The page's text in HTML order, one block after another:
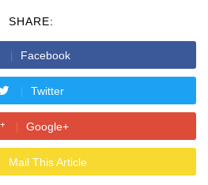
SHARE:
Facebook
Twitter
Google+
Mail This Article